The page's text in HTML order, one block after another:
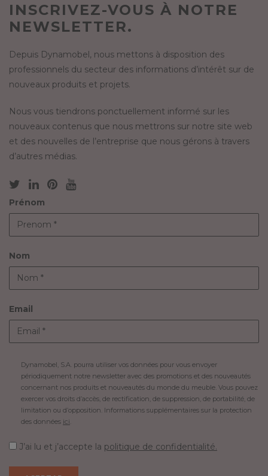
INSCRIVEZ-VOUS À NOTRE
NEWSLETTER.
Depuis Dynamobel, nous mettons à disposition des
professionnels du secteur des informations d’intérêt sur de
nouveaux produits et projets.
Nous vous tiendrons ponctuellement informé sur les
nouveaux contenus que nous mettrons sur notre site web
et des nouvelles de l’entreprise que nous gérons à travers
d’autres médias.
Prénom
Nom
Email
Dynamobel, S.A. pourra utiliser vos données pour vous envoyer
périodiquement notre newsletter avec des promotions et des nouveautés
concernant nos produits et nouveautés du monde du meuble. Vous pouvez
exercer vos droits d’accès, de rectification, de suppression, de portabilité, de
limitation ou d’opposition. Informations supplémentaires sur la protection
des données ici
J’ai lu et j’accepte la politique de confidentialité.